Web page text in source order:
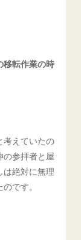
移転作業の時
考えていたの
の参拝者と屋
は絶対に無理
です。